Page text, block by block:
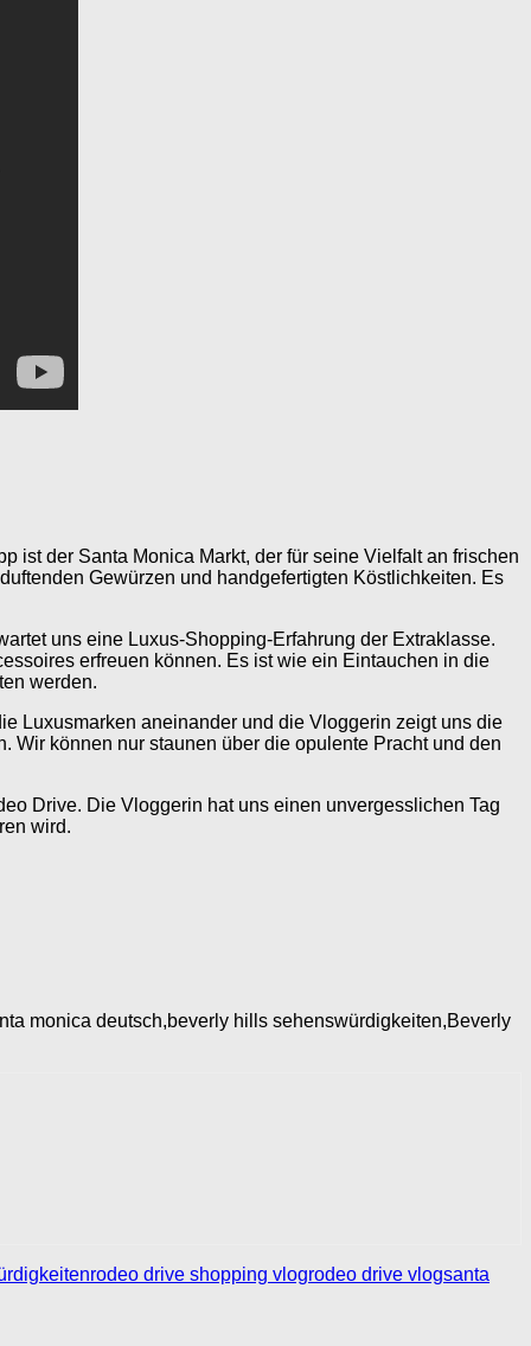
ist der Santa Monica Markt, der für seine Vielfalt an frischen
Gewürzen und handgefertigten Köstlichkeiten. Es
uns eine Luxus-Shopping-Erfahrung der Extraklasse.
erfreuen können. Es ist wie ein Eintauchen in die
werden.
Luxusmarken aneinander und die Vloggerin zeigt uns die
können nur staunen über die opulente Pracht und den
Drive. Die Vloggerin hat uns einen unvergesslichen Tag
wird.
monica deutsch,beverly hills sehenswürdigkeiten,Beverly
rodeo drive shopping vlogrodeo drive vlogsanta